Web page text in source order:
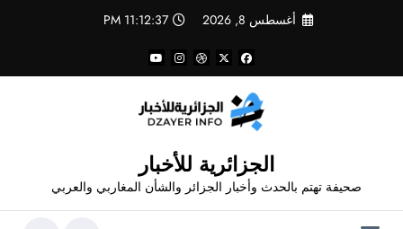
أغسطس 8, 2026 11:12:38 PM
الجزائرية للأخبار
صحيفة تهتم بالحدث وأخبار الجزائر والشأن المغاربي والعربي